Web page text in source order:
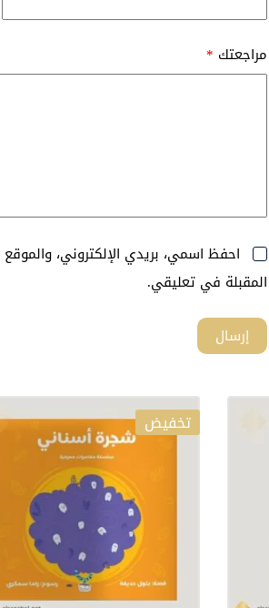
مراجعتك *
احفظ اسمي، بريدي الإلكتروني،
المقبلة في تعليقي.
إرسال
تخفيض